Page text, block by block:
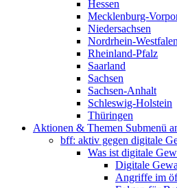
Hessen
Mecklenburg-
Niedersachsen
Nordrhein-Westfalen
Rheinland-Pfalz
Saarland
Sachsen
Sachsen-Anhalt
Schleswig-Holstein
Thüringen
Aktionen & Themen Submenü
bff: aktiv gegen digitale
Was ist digitale
Digitale
Angriffe im